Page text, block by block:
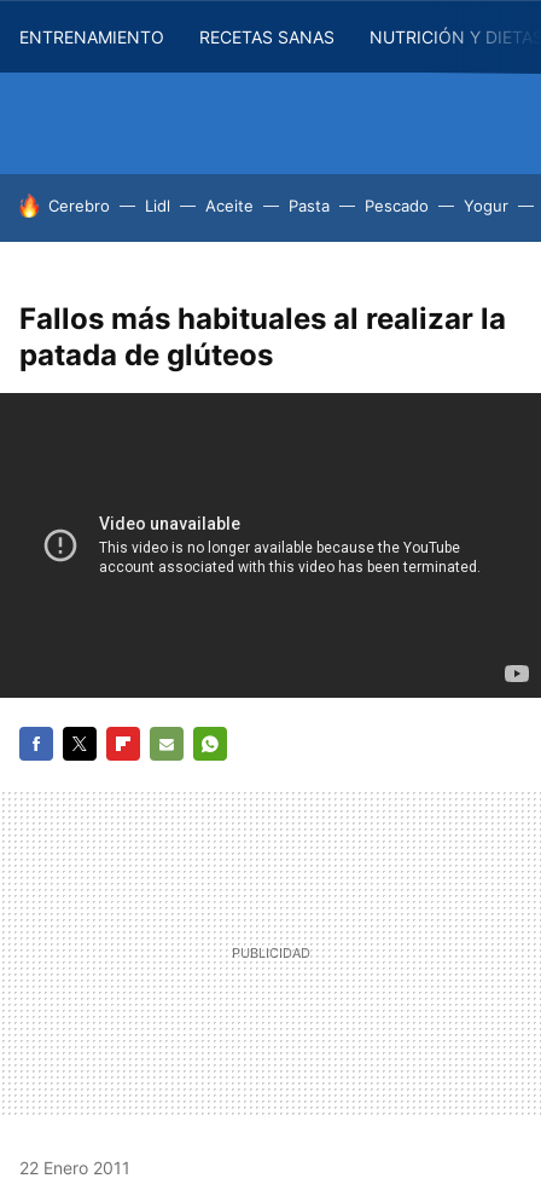
ENTRENAMIENTO RECETAS SANAS NUTRICIÓN Y
HOY SE HABLA DE
Cerebro Lidl Aceite Pasta Pescado Yogur
Fallos más habituales al realizar la
patada de glúteos
MAIL
22 Enero 2011